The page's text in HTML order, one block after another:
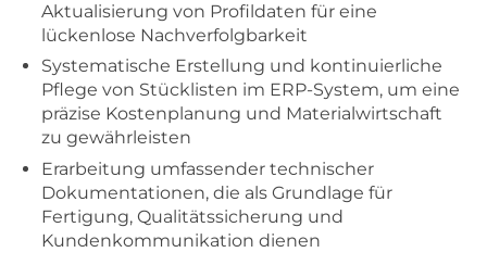
Aktualisierung von Profildaten für eine
lückenlose Nachverfolgbarkeit
Systematische Erstellung und kontinuierliche
Pflege von Stücklisten im ERP-System, um eine
präzise Kostenplanung und Materialwirtschaft
zu gewährleisten
Erarbeitung umfassender technischer
Dokumentationen, die als Grundlage für
Fertigung, Qualitätssicherung und
Kundenkommunikation dienen